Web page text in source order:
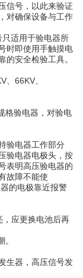
信号，以此来验证
对确保设备与工作
适用于验电器所
时即使用手触摸电
的安全检验工具。
、66KV、
格验电器，对验电
验电器工作部分
验电器电极头，按
表明高压验电器的
故障不能使
的电极靠近报警
，应更换电池后再
。
生器，高压信号发